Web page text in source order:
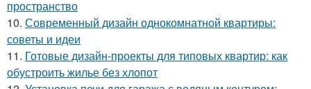
пространство
10. Современный дизайн однокомнатной квартиры:
советы и идеи
11. Готовые дизайн-проекты для типовых квартир: как
обустроить жилье без хлопот